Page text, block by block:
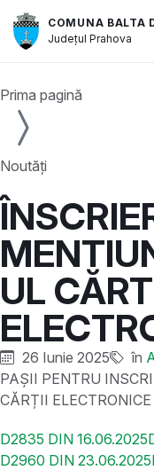
COMUNA BALTA
Județul Prahova
Prima pagină
Noutăți
UL
26 Iunie 2025 în
PAȘII PENTRU
CĂRȚII ELECTRONICE
D2835 DIN 16.06.2025
D2960 DIN 23.06.2025